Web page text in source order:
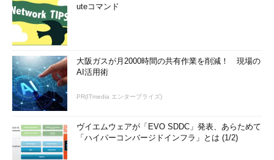
uteコマンド
大阪ガスが月2000時間の共有作業を削減！ 現場の
AI活用術
PR(ITmedia エンタープライズ)
ヴイエムウェアが「EVO SDDC」発表、あらためて
「ハイパーコンバージドインフラ」とは (1/2)